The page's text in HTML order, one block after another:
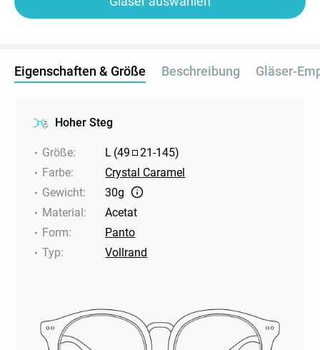
Eigenschaften & Größe Beschreibung Gläser-
Hoher Steg
Größe: L (49 21-145)
Farbe:
Crystal Caramel
Gewicht:
30g
Material:
Acetat
Form:
Panto
Typ: Vollrand